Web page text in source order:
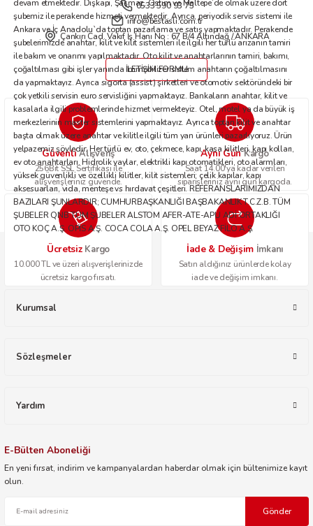
Gönder
devam etmektedir. Dışkapı, Şaşmaz, Ostim ve Maltepe’de olmak üzere dört
şubemiz ile perakende hizmeti vermektedir. Ayrıca, periyodik servis sistemi ile
Ankara ve İç Anadolu`da toptan pazarlama ve satış yapmaktadır. Perakende
şubelerimizde anahtar, kilit ve kilit sistemleri ile ilgili her türlü arızanın tamiri
ile bakım ve onarımı yapılmaktadır. Oto kilit ve anahtarlarının tamiri, bakımı,
çoğaltılması gibi işler yanında immobilizer sistem anahtarın çoğaltılmasını
da yapmaktayız. Ayrıca sigorta (assist) şirketleri ve otomotiv sektöründeki bir
çok yetkili servisin euro servisliğini yapmaktayız. Bankaların anahtar, kilit ve
kasalarla ilgili problemlerinde hizmet vermekteyiz. Otel, motel ya da büyük iş
merkezlerinin master sistemlerini yapmaktayız. Ayrıca toptan kilit ve anahtar
başta olmak üzere anahtar ve kilitle ilgili tüm yan ürünleri pazarlıyoruz. Ürün
yelpazemiz şöyledir: Her türlü ev, oto, çekmece, kapı, kasa kilitleri, kapı kolları,
ev oto anahtarları. Hidrolik yaylar, elektrikli kapı otomatikleri, oto alarmları,
yüksek güvenlikli ve özellikli kilitler, kilit sistemleri; çelik kapılar, kapı
aksesuarları, vida, menteşe vs hırdavat çeşitleri. REFERANSLARIMIZDAN
BAZILARI ŞUNLARDIR; CUMHURBAŞKANLIĞI BAŞBAKANLIK T.C.Z.B. TÜM
ŞUBELER QNB TÜM ŞUBELER ALSTOM AFER-ATE-APU ADİ ORTAKLIĞI
OTO KOÇ A.Ş. OPİS A.Ş. COCA COLA A.Ş. OPEL BEYAZ FİLO A.Ş.
0533 590 93 75
info@bestasli.com.tr
Çankırı Cad. Vakıf İş Hanı No : 67 B/4 Altındağ / ANKARA
İLETİŞİM FORMU
GüvenliAlışveriş
256Bit SSL Sertifikası ile
alışverişleriniz güvende.
Aynı GünKargo
Saat 14.00'ya kadar verilen
siparişleriniz aynı gün kargoda.
Ücretsiz Kargo
10.000 TL ve üzeri alışverişlerinizde
ücretsiz kargo fırsatı.
İade & Değişim İmkanı
Satın aldığınız ürünlerde kolay
iade ve değişim imkanı.
Kurumsal
Sözleşmeler
Yardım
E-Bülten Aboneliği
En yeni fırsat, indirim ve kampanyalardan haberdar olmak için bültenimize kayıt
olun.
Gönder